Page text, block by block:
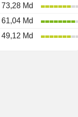
73,28 Md
61,04 Md
49,12 Md